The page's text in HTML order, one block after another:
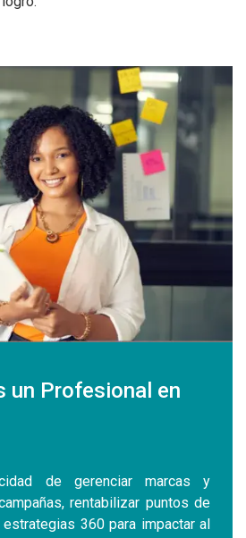
un Profesional en
de gerenciar marcas y
rentabilizar puntos de
360 para impactar al